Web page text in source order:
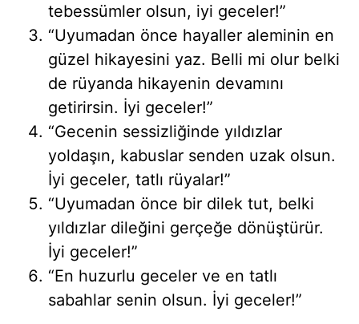
tebessümler olsun, iyi geceler!”
“Uyumadan önce hayaller aleminin en
güzel hikayesini yaz. Belli mi olur belki
de rüyanda hikayenin devamını
getirirsin. İyi geceler!”
“Gecenin sessizliğinde yıldızlar
yoldaşın, kabuslar senden uzak olsun.
İyi geceler, tatlı rüyalar!”
“Uyumadan önce bir dilek tut, belki
yıldızlar dileğini gerçeğe dönüştürür.
İyi geceler!”
“En huzurlu geceler ve en tatlı
sabahlar senin olsun. İyi geceler!”